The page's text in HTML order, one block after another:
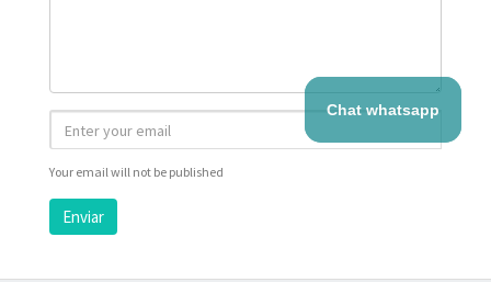
Your email will not be published
Enviar
Chat whatsapp